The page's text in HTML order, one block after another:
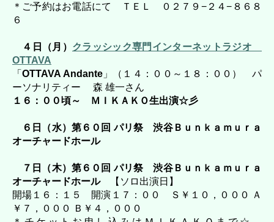
＊ご予約はお電話にて ＴＥＬ ０２７９−２４−８６８
６
４日（月） クラッシック専門インターネットラジオ
OTTAVA
「OTTAVA Andante」（１４：００～１８：００） パ
ーソナリティー 森 雄一さん
１６：００頃～
ＭＩＫＡＫＯ生出演☆彡
６日（水）第６０回 パリ祭 渋谷Ｂｕｎｋａｍｕｒａ
オーチャードホール
７日（木）第６０回 パリ祭 渋谷Ｂｕｎｋａｍｕｒａ
オーチャードホール
【ソロ出演日】
開場１６：１５ 開演１７：００ Ｓ￥１０，０００ Ａ
￥７，０００ Ｂ￥４，０００